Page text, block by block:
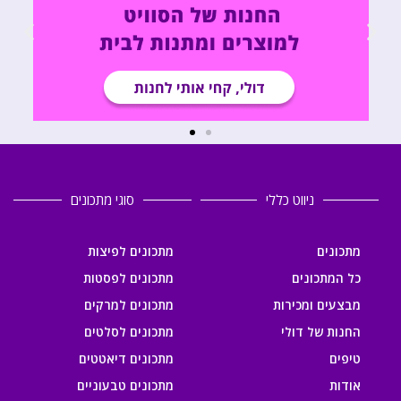
ניווט כללי
מתכונים
כל המתכונים
מבצעים ומכירות
החנות של דולי
טיפים
אודות
סוגי מתכונים
מתכונים לפיצות
מתכונים לפסטות
מתכונים למרקים
מתכונים לסלטים
מתכונים דיאטטים
מתכונים טבעוניים